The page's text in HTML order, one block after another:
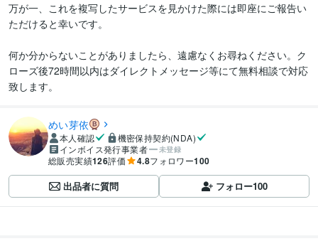
万が一、これを複写したサービスを見かけた際には即座にご報告い
ただけると幸いです。
何か分からないことがありましたら、遠慮なくお尋ねください。ク
ローズ後72時間以内はダイレクトメッセージ等にて無料相談で対応
致します。
めい芽依
本人確認
機密保持契約(NDA)
インボイス発行事業者
未登録
総販売実績126評価 4.8フォロワー100
出品者に質問 フォロー100